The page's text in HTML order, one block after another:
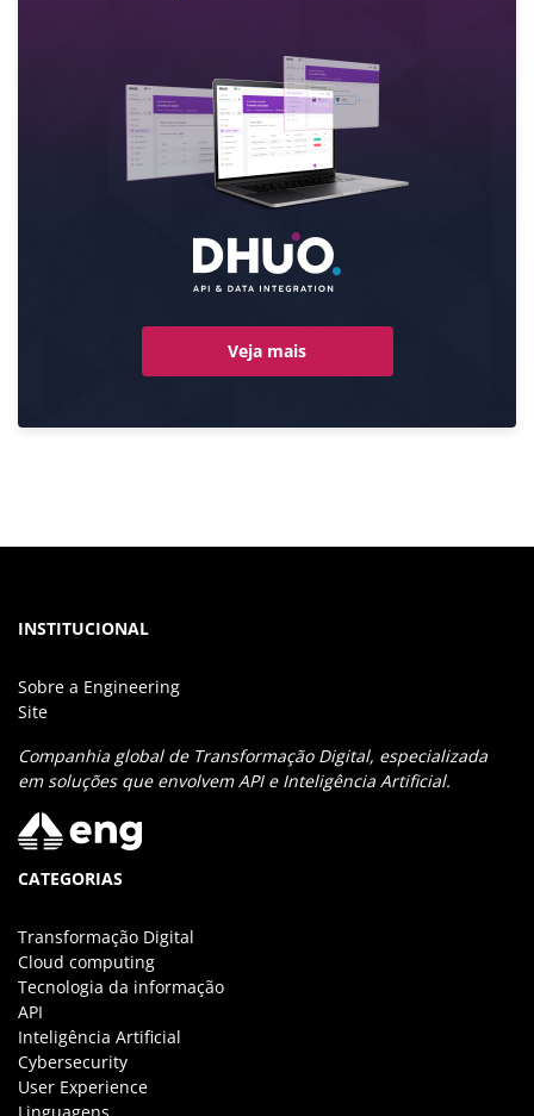
Veja mais
INSTITUCIONAL
Sobre a Engineering
Site
Companhia global de Transformação Digital, especializada
em soluções que envolvem API e Inteligência Artificial.
CATEGORIAS
Transformação Digital
Cloud computing
Tecnologia da informação
API
Inteligência Artificial
Cybersecurity
User Experience